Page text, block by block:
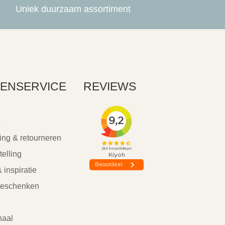
Uniek duurzaam assortiment
& retourneren
inspiratie
REVIEWS